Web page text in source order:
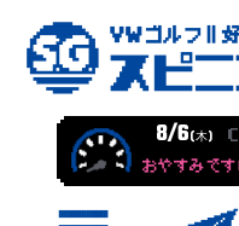
8/6(木)
おやすみ